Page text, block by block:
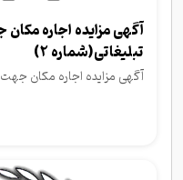
آگهی مزایده اجاره
تبلیغاتی(شماره 2)
آگهی مزایده اجاره مکان جهت